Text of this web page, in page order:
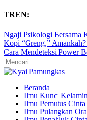
TREN:
Ngaji Psikologi Bersama
Kopi “Greng,”
Cara Mendeteksi Power
Beranda
Ilmu Kunci Kelamin
Ilmu Pemutus Cinta
Ilmu Pulangkan